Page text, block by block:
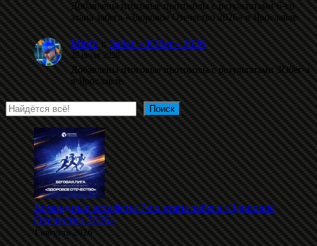
Добавлены итоговые протоколы с результатами 6-го
этапа забега «Здоровое Отечество 2026» в Ярославле.
MinfoкЗабег «ЗОбег» 2026
28 июля 2026
Добавлены итоговые протоколы с результатами ЗОбег-а
в Ярославле.
Поиск Поиск
Командные эстафеты 7-го этапа забега «Здоровое
Отечество 2026»
1 августа 2026